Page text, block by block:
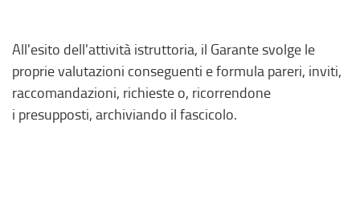
All'esito dell'attività istruttoria, il Garante svolge le
proprie valutazioni conseguenti e formula pareri, inviti,
raccomandazioni, richieste o, ricorrendone
i presupposti, archiviando il fascicolo.